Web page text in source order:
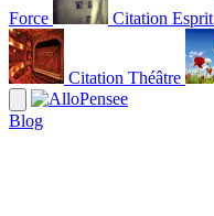
Force Citation Esprit
Citation Théâtre
Blog